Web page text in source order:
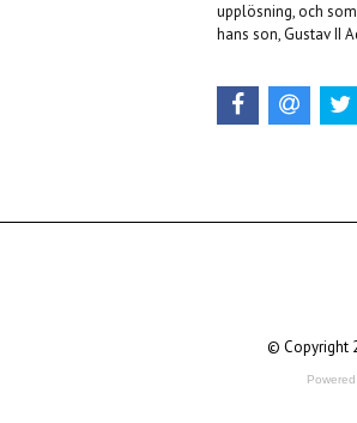
upplösning, och
hans son, Gustav II
© Copyright